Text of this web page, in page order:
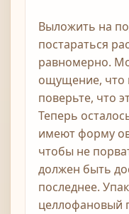
Выложить на
постараться
равномерно.
ощущение, что
поверьте, что
Теперь
имеют форму
чтобы не
должен быть
последнее.
целлофановый